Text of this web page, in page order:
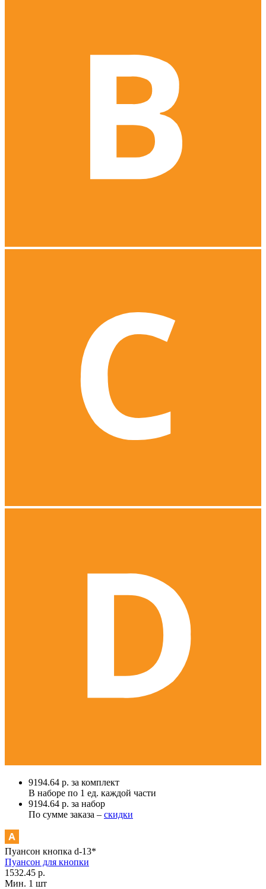
9194.64 р. за комплект
В наборе по 1 ед. каждой части
9194.64 р. за набор
По сумме заказа – скидки
Пуансон кнопка d-13*
Пуансон для кнопки
1532.45 р.
Мин. 1 шт